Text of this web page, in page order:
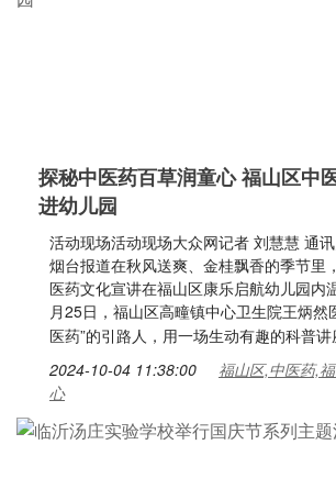
探秘中医药百草润童心 福山区中
进幼儿园
活动现场活动现场大众网记者 刘慧慧 通
烟台报道在秋风送爽、金桂飘香的季节里
医药文化宣讲在福山区康乐启航幼儿园内
月25日，福山区高疃镇中心卫生院王炳然
医药”的引路人，用一场生动有趣的科普讲
2024-10-04 11:38:00
福山区,中医药,
心